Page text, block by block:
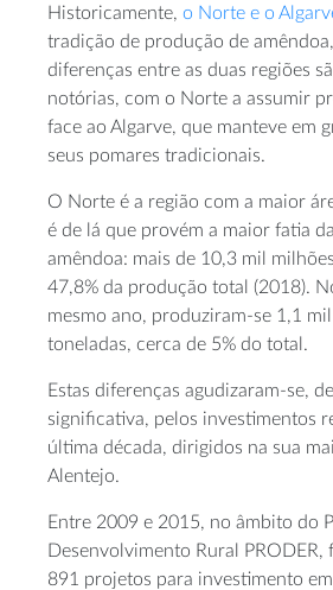
Historicamente, o Norte e o
tradição de produção de
diferenças entre as duas regiões
notórias, com o Norte a assumir
face ao Algarve, que manteve em
seus pomares tradicionais.
O Norte é a região com a maior
é de lá que provém a maior fatia
amêndoa: mais de 10,3 mil
47,8% da produção total (2018).
mesmo ano, produziram-se 1,1
toneladas, cerca de 5% do total.
Estas diferenças agudizaram-se,
significativa, pelos investimentos
última década, dirigidos na sua
Alentejo.
Entre 2009 e 2015, no âmbito do
Desenvolvimento Rural
891 projetos para investimento